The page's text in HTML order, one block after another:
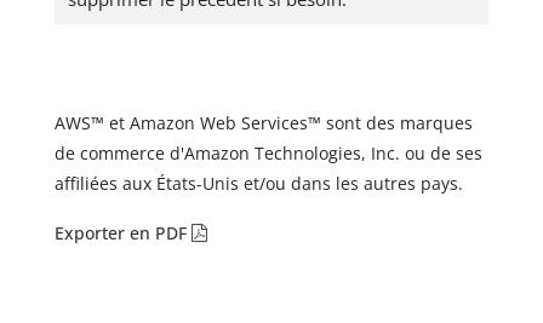
AWS™ et Amazon Web Services™ sont des marques
de commerce d'Amazon Technologies, Inc. ou de ses
affiliées aux États-Unis et/ou dans les autres pays.
Exporter en PDF